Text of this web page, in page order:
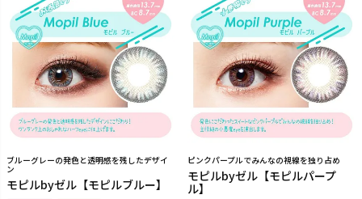
ブルーグレーの発色と透明感を残したデザイ
ン
モピルbyゼル【モピルブルー】
ピンクパープルでみんなの視線を独り占め
モピルbyゼル【モピルパープ
ル】